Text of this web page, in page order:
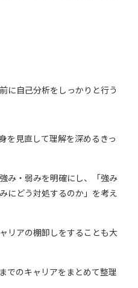
に自己分析をしっかりと行う
を見直して理解を深めるきっ
み・弱みを明確にし、「強み
にどう対処するのか」を考え
リアの棚卸しをすることも大
でのキャリアをまとめて整理